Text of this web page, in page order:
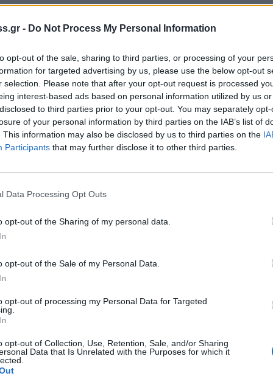
- Do Not Process My Personal Information
opt-out of the sale, sharing to third parties, or processing of your
for targeted advertising by us, please use the below opt-out
selection. Please note that after your opt-out request is processed
interest-based ads based on personal information utilized by us
to third parties prior to your opt-out. You may separately
of your personal information by third parties on the IAB’s list of
This information may also be disclosed by us to third parties on the
Participants that may further disclose it to other third parties.
Data Processing Opt Outs
opt-out of the Sharing of my personal data.
opt-out of the Sale of my Personal Data.
opt-out of processing my Personal Data for Targeted
opt-out of Collection, Use, Retention, Sale, and/or Sharing
Data that Is Unrelated with the Purposes for which it
κάθε χρόνο στις 27 Σεπτεμβρίου,
Παγκόσμιο Οργανισμό Τουρισμού το 1970.
ανάδειξη της οικονομικής, κοινωνικής,
στην ευδαιμονία της διεθνούς
η συνάντηση της Αντιδημάρχου
Σπάρτης κας Γεωργίας Ζαχαράκη
Λακωνίας κ. Θεόδωρο Βερούτη.
ξεκίνησε άμεσα επαφές με την
λύσεις σε φλέγοντα ζητήματα που
ευπαθείς ομάδες σχετικά με τις κοινωνικές
δόθηκε σε ενέργειες που πρέπει να
και ανάπτυξη του Δήμου μας να
η επιπλέον στήριξη στο Δήμο μας για
ώστε το όραμα του Δημάρχου κου
Σπάρτης σε όλη την υφήλιο, να γίνει